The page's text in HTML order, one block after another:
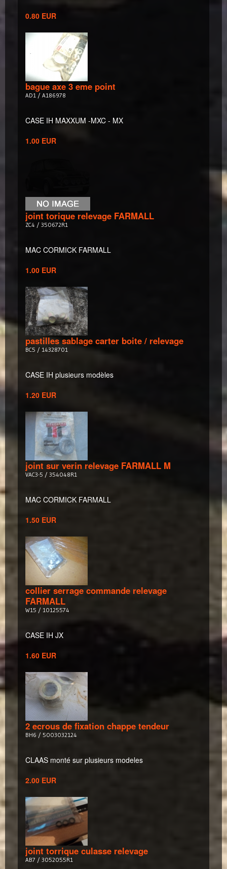
0.80 EUR
bague axe 3 eme point
AD1 / A186978
CASE IH MAXXUM -MXC - MX
1.00 EUR
joint torique relevage FARMALL
ZC4 / 350672R1
MAC CORMICK FARMALL
1.00 EUR
pastilles sablage carter boite / relevage
BC5 / 14328701
CASE IH plusieurs modèles
1.20 EUR
joint sur verin relevage FARMALL M
VAC3-5 / 354048R1
MAC CORMICK FARMALL
1.50 EUR
collier serrage commande relevage
FARMALL
W15 / 10125574
CASE IH JX
1.60 EUR
2 ecrous de fixation chappe tendeur
BH6 / 5003032124
CLAAS monté sur plusieurs modeles
2.00 EUR
joint torrique culasse relevage
AB7 / 3052055R1